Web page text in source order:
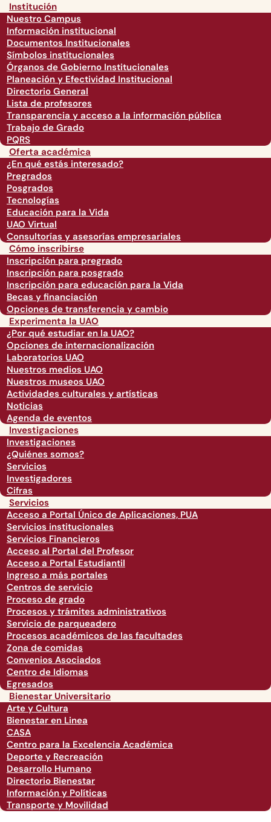
Institución
Nuestro Campus
Información institucional
Documentos Institucionales
Símbolos institucionales
Órganos de Gobierno Institucionales
Planeación y Efectividad Institucional
Directorio General
Lista de profesores
Transparencia y acceso a la información pública
Trabajo de Grado
PQRS
Oferta académica
¿En qué estás interesado?
Pregrados
Posgrados
Tecnologías
Educación para la Vida
UAO Virtual
Consultorías y asesorías empresariales
Cómo inscribirse
Inscripción para pregrado
Inscripción para posgrado
Inscripción para educación para la Vida
Becas y financiación
Opciones de transferencia y cambio
Experimenta la UAO
¿Por qué estudiar en la UAO?
Opciones de internacionalización
Laboratorios UAO
Nuestros medios UAO
Nuestros museos UAO
Actividades culturales y artísticas
Noticias
Agenda de eventos
Investigaciones
Investigaciones
¿Quiénes somos?
Servicios
Investigadores
Cifras
Servicios
Acceso a Portal Único de Aplicaciones, PUA
Servicios institucionales
Servicios Financieros
Acceso al Portal del Profesor
Acceso a Portal Estudiantil
Ingreso a más portales
Centros de servicio
Proceso de grado
Procesos y trámites administrativos
Servicio de parqueadero
Procesos académicos de las facultades
Zona de comidas
Convenios Asociados
Centro de Idiomas
Egresados
Bienestar Universitario
Arte y Cultura
Bienestar en Linea
CASA
Centro para la Excelencia Académica
Deporte y Recreación
Desarrollo Humano
Directorio Bienestar
Información y Políticas
Transporte y Movilidad